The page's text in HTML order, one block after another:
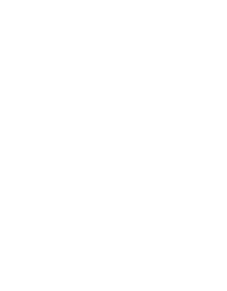
暑い夏のナイトルー
える夜の爽やかご褒